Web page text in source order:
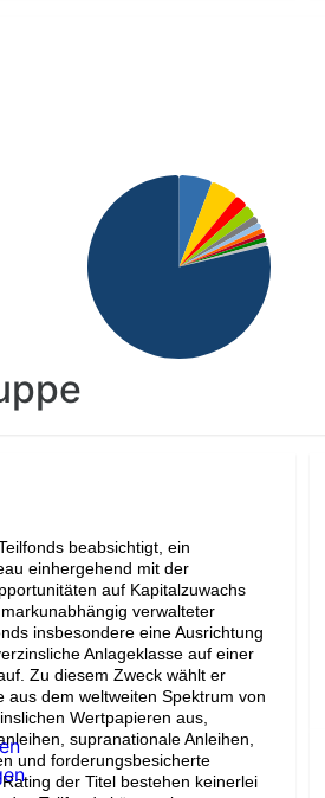
beabsichtigt, ein
einhergehend mit der
auf Kapitalzuwachs
verwalteter
insbesondere eine Ausrichtung
Anlageklasse auf einer
Zu diesem Zweck wählt er
aus dem weltweiten Spektrum von
Wertpapieren aus,
supranationale Anleihen,
und forderungsbesicherte
der Titel bestehen keinerlei